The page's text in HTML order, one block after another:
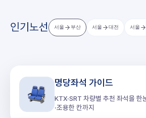
인기노선 서울 부산 서울 대전 서울
명당좌석 가이드
KTX·SRT 차량별 추천 좌석을 한
·조용한 칸까지